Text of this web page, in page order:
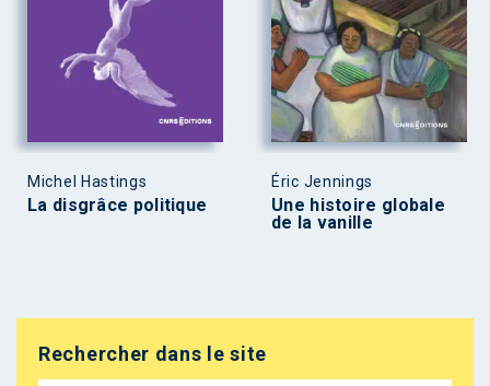
Michel Hastings
La disgrâce politique
Éric Jennings
Une histoire globale
de la vanille
Rechercher dans le site